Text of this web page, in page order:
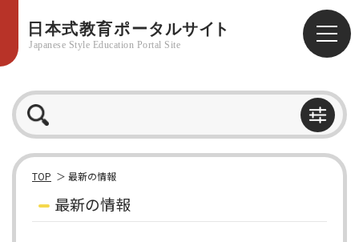
TOP 最新の情報
最新の情報